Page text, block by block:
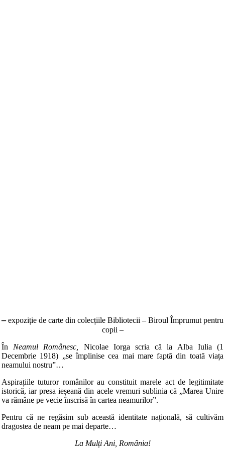
– expoziție de carte din colecțiile Bibliotecii – Biroul Împrumut pentru
copii –
În Neamul Românesc,
Nicolae Iorga scria că la Alba Iulia (1
Decembrie 1918) „se împlinise cea mai mare faptă din toată viața
neamului nostru”…
Aspirațiile tuturor românilor au constituit marele act de legitimitate
istorică, iar presa ieșeană din acele vremuri sublinia că „Marea Unire
va rămâne pe vecie înscrisă în cartea neamurilor”.
Pentru că ne regăsim sub această identitate națională, să cultivăm
dragostea de neam pe mai departe…
La Mulți Ani, România!